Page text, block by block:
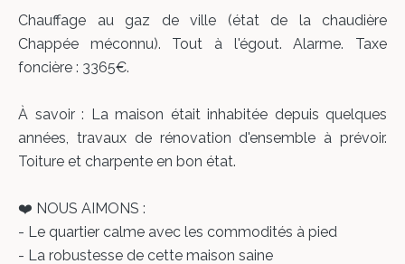
Chauffage au gaz de ville (état de la chaudière
Chappée méconnu). Tout à l'égout. Alarme. Taxe
foncière : 3365€.
À savoir : La maison était inhabitée depuis quelques
années, travaux de rénovation d'ensemble à prévoir.
Toiture et charpente en bon état.
❤️ NOUS AIMONS :
- Le quartier calme avec les commodités à pied
- La robustesse de cette maison saine